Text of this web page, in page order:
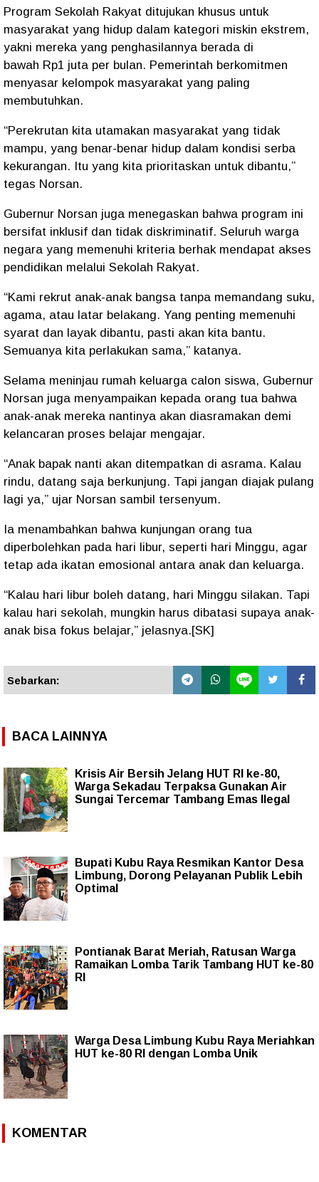
Program Sekolah Rakyat ditujukan khusus untuk
masyarakat yang hidup dalam kategori miskin ekstrem,
yakni mereka yang penghasilannya berada di
bawah Rp1 juta per bulan. Pemerintah berkomitmen
menyasar kelompok masyarakat yang paling
membutuhkan.
“Perekrutan kita utamakan masyarakat yang tidak
mampu, yang benar-benar hidup dalam kondisi serba
kekurangan. Itu yang kita prioritaskan untuk dibantu,”
tegas Norsan.
Gubernur Norsan juga menegaskan bahwa program ini
bersifat inklusif dan tidak diskriminatif. Seluruh warga
negara yang memenuhi kriteria berhak mendapat akses
pendidikan melalui Sekolah Rakyat.
“Kami rekrut anak-anak bangsa tanpa memandang suku,
agama, atau latar belakang. Yang penting memenuhi
syarat dan layak dibantu, pasti akan kita bantu.
Semuanya kita perlakukan sama,” katanya.
Selama meninjau rumah keluarga calon siswa, Gubernur
Norsan juga menyampaikan kepada orang tua bahwa
anak-anak mereka nantinya akan diasramakan demi
kelancaran proses belajar mengajar.
“Anak bapak nanti akan ditempatkan di asrama. Kalau
rindu, datang saja berkunjung. Tapi jangan diajak pulang
lagi ya,” ujar Norsan sambil tersenyum.
Ia menambahkan bahwa kunjungan orang tua
diperbolehkan pada hari libur, seperti hari Minggu, agar
tetap ada ikatan emosional antara anak dan keluarga.
“Kalau hari libur boleh datang, hari Minggu silakan. Tapi
kalau hari sekolah, mungkin harus dibatasi supaya anak-
anak bisa fokus belajar,” jelasnya.[SK]
Sebarkan:
BACA LAINNYA
Krisis Air Bersih Jelang HUT RI ke-80,
Warga Sekadau Terpaksa Gunakan Air
Sungai Tercemar Tambang Emas Ilegal
Bupati Kubu Raya Resmikan Kantor Desa
Limbung, Dorong Pelayanan Publik Lebih
Optimal
Pontianak Barat Meriah, Ratusan Warga
Ramaikan Lomba Tarik Tambang HUT ke-80
RI
Warga Desa Limbung Kubu Raya Meriahkan
HUT ke-80 RI dengan Lomba Unik
KOMENTAR